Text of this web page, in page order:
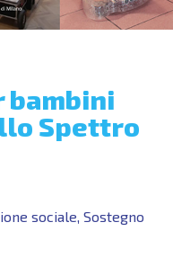
bambini
Spettro
sociale ,Sostegno